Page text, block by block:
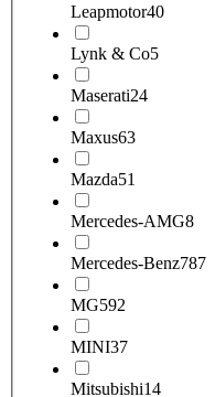
Leapmotor40
Lynk & Co5
Maserati24
Maxus63
Mazda51
Mercedes-AMG8
Mercedes-Benz787
MG592
MINI37
Mitsubishi14